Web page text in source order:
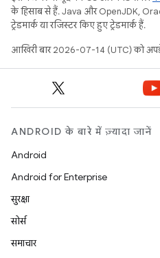
के हिसाब से हैं. Java और OpenJDK,
ट्रेडमार्क या रजिस्टर किए हुए ट्रेडमार्क हैं.
आखिरी बार 2026-07-14 (UTC) को
ANDROID के बारे में ज़्यादा जानें
Android
Android for Enterprise
सुरक्षा
सोर्स
समाचार